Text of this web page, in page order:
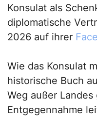
Konsulat als
diplomatische
2026 auf ihrer
Wie das Konsulat
historische Buch
Weg außer
Entgegennahme